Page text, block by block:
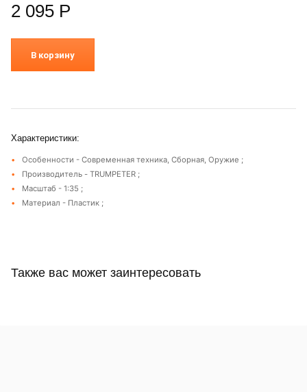
2 095 Р
В корзину
Характеристики:
Особенности - Современная техника, Сборная, Оружие ;
Производитель - TRUMPETER ;
Масштаб - 1:35 ;
Материал - Пластик ;
Также вас может заинтересовать